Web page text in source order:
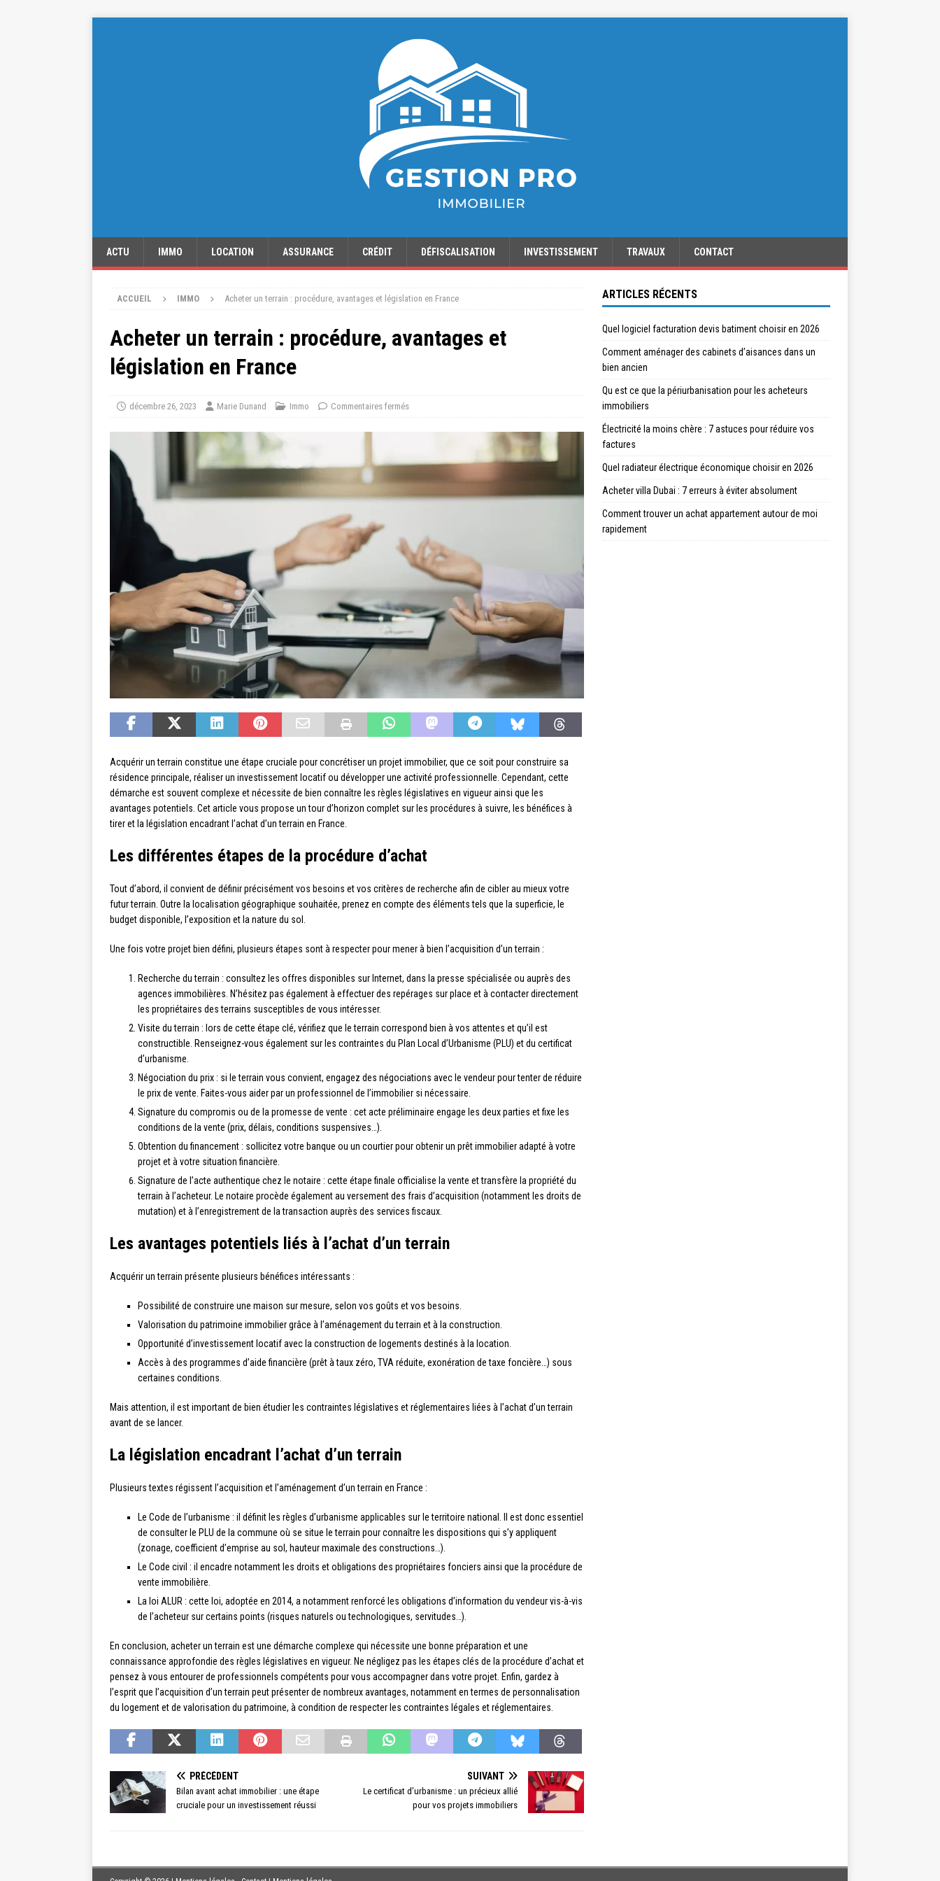
ACTU IMMO LOCATION ASSURANCE CRÉDIT DÉFISCALISATION INVESTISSEMENT TRAVAUX CONTACT
ACCUEIL IMMO Acheter un terrain : procédure, avantages et législation en France
Acheter un terrain : procédure, avantages et
législation en France
décembre 26, 2023 Marie Dunand Immo Commentaires fermés
Acquérir un terrain constitue une étape cruciale pour concrétiser un projet immobilier, que ce soit pour construire sa
résidence principale, réaliser un investissement locatif ou développer une activité professionnelle. Cependant, cette
démarche est souvent complexe et nécessite de bien connaître les règles législatives en vigueur ainsi que les
avantages potentiels. Cet article vous propose un tour d’horizon complet sur les procédures à suivre, les bénéfices à
tirer et la législation encadrant l’achat d’un terrain en France.
Les différentes étapes de la procédure d’achat
Tout d’abord, il convient de définir précisément vos besoins et vos critères de recherche afin de cibler au mieux votre
futur terrain. Outre la localisation géographique souhaitée, prenez en compte des éléments tels que la superficie, le
budget disponible, l’exposition et la nature du sol.
Une fois votre projet bien défini, plusieurs étapes sont à respecter pour mener à bien l’acquisition d’un terrain :
Recherche du terrain : consultez les offres disponibles sur Internet, dans la presse spécialisée ou auprès des
agences immobilières. N’hésitez pas également à effectuer des repérages sur place et à contacter directement
les propriétaires des terrains susceptibles de vous intéresser.
Visite du terrain : lors de cette étape clé, vérifiez que le terrain correspond bien à vos attentes et qu’il est
constructible. Renseignez-vous également sur les contraintes du Plan Local d’Urbanisme (PLU) et du certificat
d’urbanisme.
Négociation du prix : si le terrain vous convient, engagez des négociations avec le vendeur pour tenter de réduire
le prix de vente. Faites-vous aider par un professionnel de l’immobilier si nécessaire.
Signature du compromis ou de la promesse de vente : cet acte préliminaire engage les deux parties et fixe les
conditions de la vente (prix, délais, conditions suspensives…).
Obtention du financement : sollicitez votre banque ou un courtier pour obtenir un prêt immobilier adapté à votre
projet et à votre situation financière.
Signature de l’acte authentique chez le notaire : cette étape finale officialise la vente et transfère la propriété du
terrain à l’acheteur. Le notaire procède également au versement des frais d’acquisition (notamment les droits de
mutation) et à l’enregistrement de la transaction auprès des services fiscaux.
Les avantages potentiels liés à l’achat d’un terrain
Acquérir un terrain présente plusieurs bénéfices intéressants :
Possibilité de construire une maison sur mesure, selon vos goûts et vos besoins.
Valorisation du patrimoine immobilier grâce à l’aménagement du terrain et à la construction.
Opportunité d’investissement locatif avec la construction de logements destinés à la location.
Accès à des programmes d’aide financière (prêt à taux zéro, TVA réduite, exonération de taxe foncière…) sous
certaines conditions.
Mais attention, il est important de bien étudier les contraintes législatives et réglementaires liées à l’achat d’un terrain
avant de se lancer.
La législation encadrant l’achat d’un terrain
Plusieurs textes régissent l’acquisition et l’aménagement d’un terrain en France :
Le Code de l’urbanisme : il définit les règles d’urbanisme applicables sur le territoire national. Il est donc essentiel
de consulter le PLU de la commune où se situe le terrain pour connaître les dispositions qui s’y appliquent
(zonage, coefficient d’emprise au sol, hauteur maximale des constructions…).
Le Code civil : il encadre notamment les droits et obligations des propriétaires fonciers ainsi que la procédure de
vente immobilière.
La loi ALUR : cette loi, adoptée en 2014, a notamment renforcé les obligations d’information du vendeur vis-à-vis
de l’acheteur sur certains points (risques naturels ou technologiques, servitudes…).
En conclusion, acheter un terrain est une démarche complexe qui nécessite une bonne préparation et une
connaissance approfondie des règles législatives en vigueur. Ne négligez pas les étapes clés de la procédure d’achat et
pensez à vous entourer de professionnels compétents pour vous accompagner dans votre projet. Enfin, gardez à
l’esprit que l’acquisition d’un terrain peut présenter de nombreux avantages, notamment en termes de personnalisation
du logement et de valorisation du patrimoine, à condition de respecter les contraintes légales et réglementaires.
PRÉCÉDENT
Bilan avant achat immobilier : une étape
cruciale pour un investissement réussi
SUIVANT
Le certificat d’urbanisme : un précieux allié
pour vos projets immobiliers
ARTICLES RÉCENTS
Quel logiciel facturation devis batiment choisir en 2026
Comment aménager des cabinets d’aisances dans un
bien ancien
Qu est ce que la périurbanisation pour les acheteurs
immobiliers
Électricité la moins chère : 7 astuces pour réduire vos
factures
Quel radiateur électrique économique choisir en 2026
Acheter villa Dubai : 7 erreurs à éviter absolument
Comment trouver un achat appartement autour de moi
rapidement